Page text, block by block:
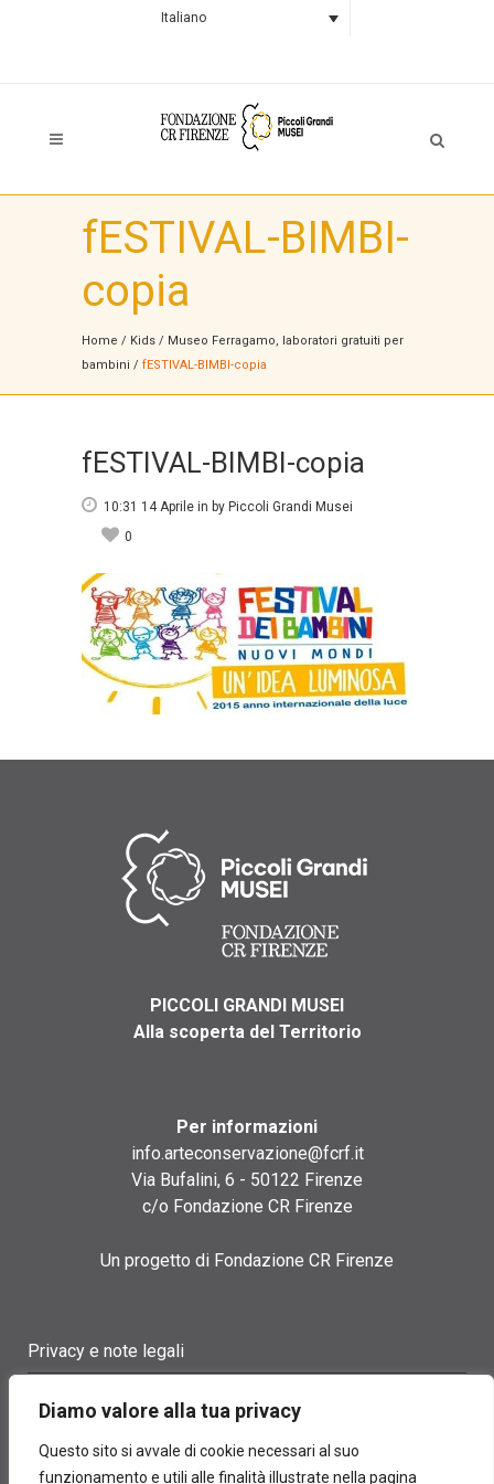
Diamo valore alla tua privacy
Questo sito si avvale di cookie necessari al suo
funzionamento e utili alle finalità illustrate nella pagina
Italiano
fESTIVAL-BIMBI-
copia
Home / Kids / Museo Ferragamo, laboratori gratuiti per
bambini / fESTIVAL-BIMBI-copia
fESTIVAL-BIMBI-copia
10:31 14 Aprile in by Piccoli Grandi Musei
0
PICCOLI GRANDI MUSEI
Alla scoperta del Territorio
Per informazioni
info.arteconservazione@fcrf.it
Via Bufalini, 6 - 50122 Firenze
c/o Fondazione CR Firenze
Un progetto di Fondazione CR Firenze
Privacy e note legali
Cookie policy